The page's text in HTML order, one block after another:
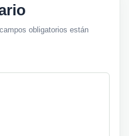
obligatorios están